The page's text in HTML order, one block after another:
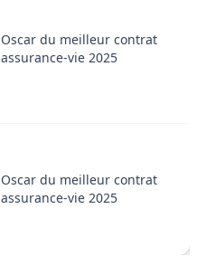
Oscar du meilleur contrat
assurance-vie 2025
Oscar du meilleur contrat
assurance-vie 2025